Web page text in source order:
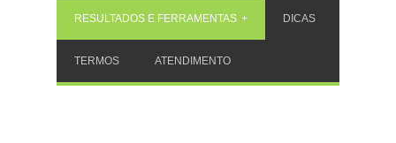
RESULTADOS E FERRAMENTAS DICAS
TERMOS ATENDIMENTO